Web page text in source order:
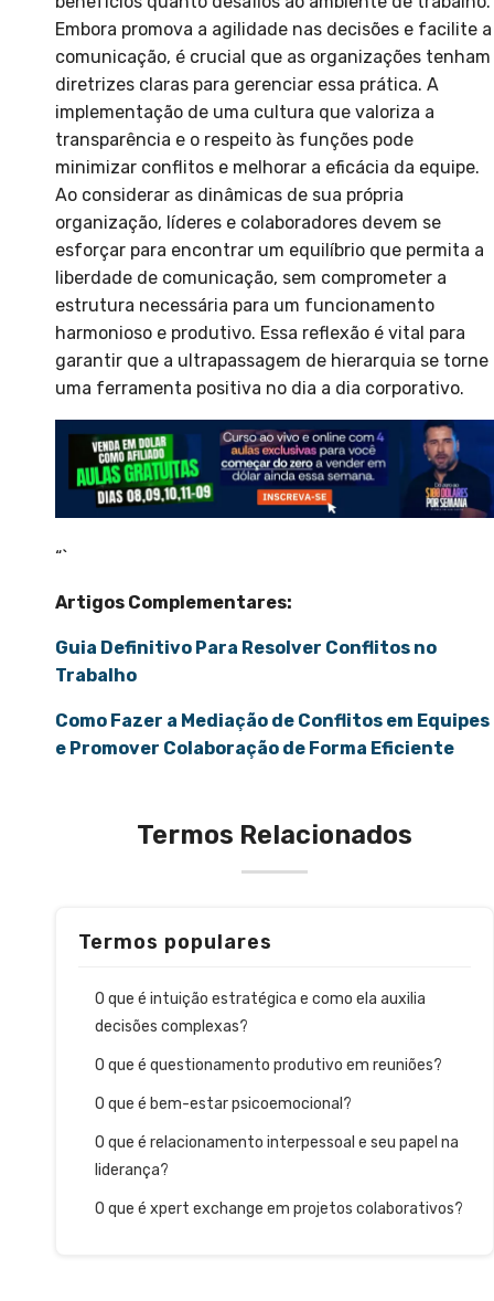
Embora promova a agilidade nas decisões e facilite a
comunicação, é crucial que as organizações tenham
diretrizes claras para gerenciar essa prática. A
implementação de uma cultura que valoriza a
transparência e o respeito às funções pode
minimizar conflitos e melhorar a eficácia da equipe.
Ao considerar as dinâmicas de sua própria
organização, líderes e colaboradores devem se
esforçar para encontrar um equilíbrio que permita a
liberdade de comunicação, sem comprometer a
estrutura necessária para um funcionamento
harmonioso e produtivo. Essa reflexão é vital para
garantir que a ultrapassagem de hierarquia se torne
uma ferramenta positiva no dia a dia corporativo.
“`
Artigos Complementares:
Guia Definitivo Para Resolver Conflitos no
Trabalho
Como Fazer a Mediação de Conflitos em Equipes
e Promover Colaboração de Forma Eficiente
Termos Relacionados
Termos populares
O que é intuição estratégica e como ela auxilia
decisões complexas?
O que é questionamento produtivo em reuniões?
O que é bem-estar psicoemocional?
O que é relacionamento interpessoal e seu papel na
liderança?
O que é xpert exchange em projetos colaborativos?